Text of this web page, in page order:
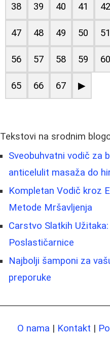
38 39 40 41 42
47 48 49 50 51
56 57 58 59 60
65 66 67 ▶
Tekstovi na srodnim
Sveobuhvatni vodič za
anticelulit masaža do
Kompletan Vodič kroz
Metode Mršavljenja
Carstvo Slatkih
Poslastičarnice
Najbolji šamponi za
preporuke
O nama | Kontakt |